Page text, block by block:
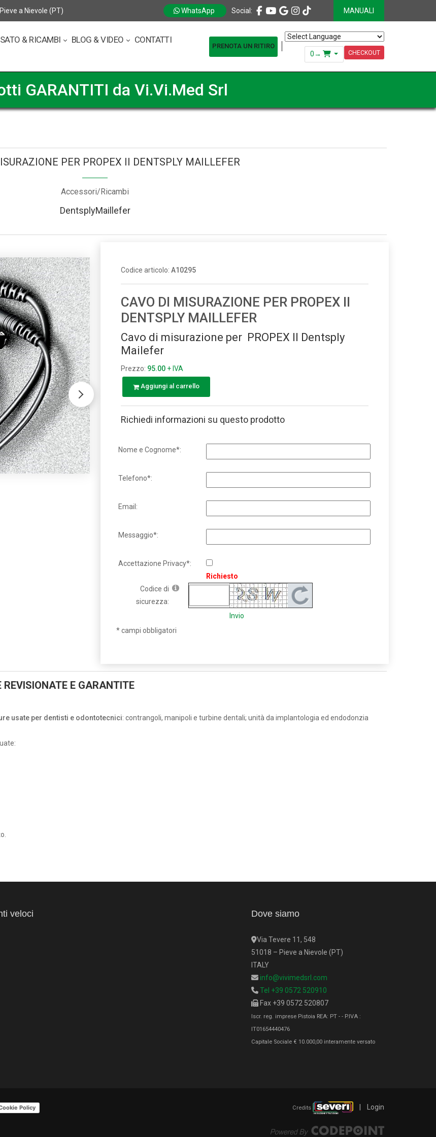
a Nievole (PT) WhatsApp Social: MANUALI
& RICAMBI BLOG & VIDEO
CONTATTI
PRENOTA UN RITIRO Powered by Translate
0→ CHECKOUT
GARANTITI da Vi.Vi.Med Srl
PER PROPEX II DENTSPLY MAILLEFER
Accessori/Ricambi
DentsplyMaillefer
Codice articolo: A10295
CAVO DI MISURAZIONE PER PROPEX II
DENTSPLY MAILLEFER
Cavo di misurazione per PROPEX II Dentsply
Mailefer
Prezzo: 95.00+ IVA
Aggiungi al carrello
Richiedi informazioni su questo prodotto
Nome e Cognome*:
Telefono*:
Email:
Messaggio*:
Accettazione Privacy*:
Richiesto
Codice di
sicurezza:
Invio
* campi obbligatori
E GARANTITE
usate per dentisti e odontotecnici: contrangoli, manipoli e turbine dentali; unità da implantologia ed endodonzia
veloci Dove siamo
Via Tevere 11, 548
51018 – Pieve a Nievole (PT)
ITALY
info@vivimedsrl.com
Tel +39 0572 520910
Fax +39 0572 520807
Iscr. reg. imprese Pistoia REA: PT - - P.IVA :
IT01654440476
Capitale Sociale € 10.000,00 interamente versato
Policy Credits Login